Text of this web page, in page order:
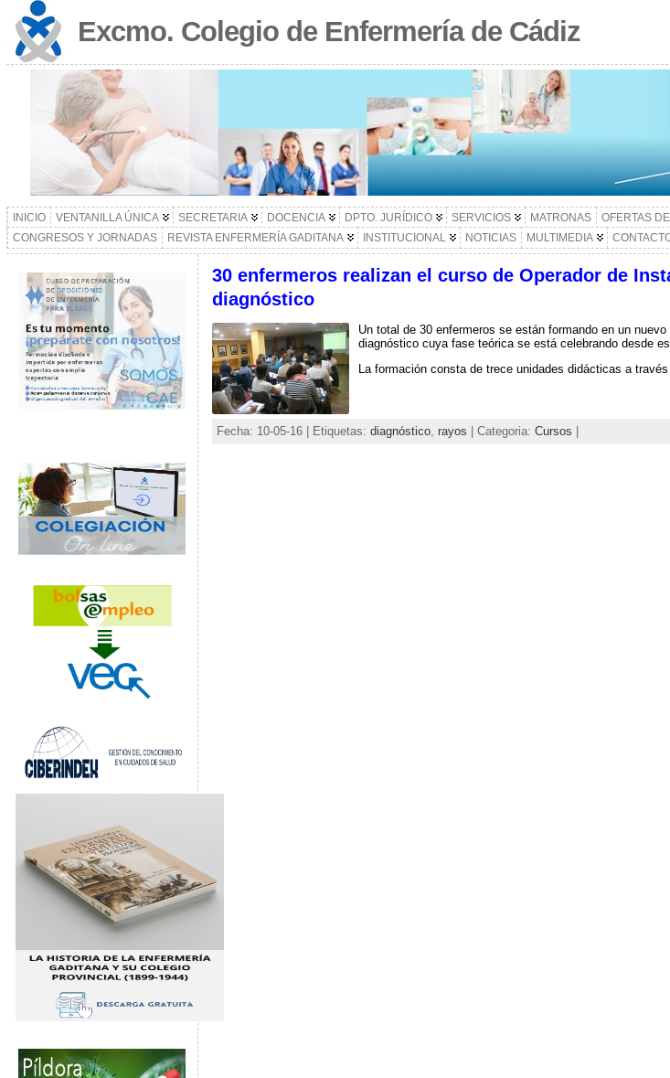
Excmo. Colegio de Enfermería de Cádiz
INICIO VENTANILLA ÚNICA SECRETARIA DOCENCIA DPTO. JURÍDICO SERVICIOS MATRONAS OFERTAS
CONGRESOS Y JORNADAS
REVISTA ENFERMERÍA GADITANA INSTITUCIONAL NOTICIAS MULTIMEDIA
30 enfermeros realizan el curso de Operador de
diagnóstico
Un total de 30 enfermeros se están formando en un
diagnóstico cuya fase teórica se está celebrando desde
La formación consta de trece unidades didácticas a
Fecha: 10-05-16 | Etiquetas: diagnóstico, rayos | Categoria: Cursos